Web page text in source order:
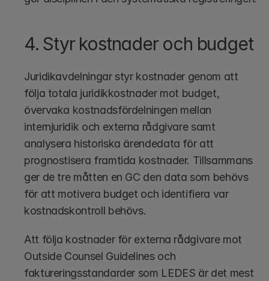
4. Styr kostnader och budget
Juridikavdelningar styr kostnader genom att
följa totala juridikkostnader mot budget,
övervaka kostnadsfördelningen mellan
internjuridik och externa rådgivare samt
analysera historiska ärendedata för att
prognostisera framtida kostnader. Tillsammans
ger de tre måtten en GC den data som behövs
för att motivera budget och identifiera var
kostnadskontroll behövs.
Att följa kostnader för externa rådgivare mot
Outside Counsel Guidelines och
faktureringsstandarder som LEDES är det mest